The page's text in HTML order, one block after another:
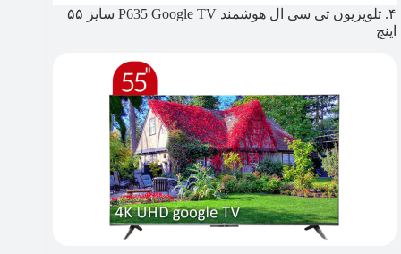
۴. تلویزیون تی سی ال هوشمند P635 Google TV سایز ۵۵
اینچ